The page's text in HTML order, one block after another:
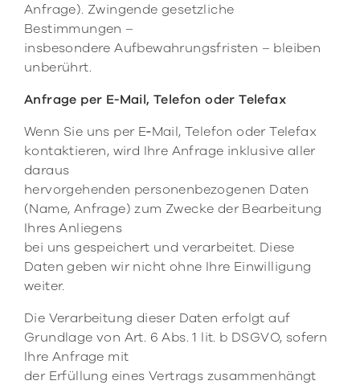
Anfrage). Zwingende gesetzliche
Bestimmungen –
insbesondere Aufbewahrungsfristen – bleiben
unberührt.
Anfrage per E‑Mail, Telefon oder Telefax
Wenn Sie uns per E‑Mail, Telefon oder Telefax
kontaktieren, wird Ihre Anfrage inklusive aller
daraus
hervorgehenden personenbezogenen Daten
(Name, Anfrage) zum Zwecke der Bearbeitung
Ihres Anliegens
bei uns gespeichert und verarbeitet. Diese
Daten geben wir nicht ohne Ihre Einwilligung
weiter.
Die Verarbeitung dieser Daten erfolgt auf
Grundlage von Art. 6 Abs. 1 lit. b DSGVO, sofern
Ihre Anfrage mit
der Erfüllung eines Vertrags zusammenhängt